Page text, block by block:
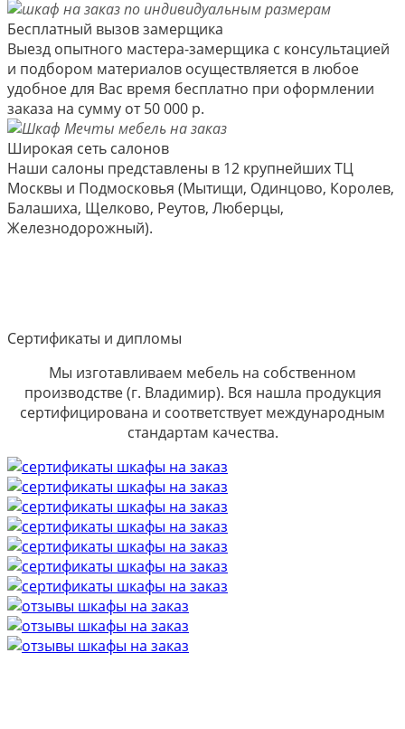
Бесплатный вызов замерщика
Выезд опытного мастера-замерщика с консультацией
и подбором материалов осуществляется в любое
удобное для Вас время бесплатно при оформлении
заказа на сумму от 50 000 р.
Широкая сеть салонов
Наши салоны представлены в 12 крупнейших ТЦ
Москвы и Подмосковья (Мытищи, Одинцово, Королев,
Балашиха, Щелково, Реутов, Люберцы,
Железнодорожный).
Сертификаты и дипломы
Мы изготавливаем мебель на собственном
производстве (г. Владимир). Вся нашла продукция
сертифицирована и соответствует международным
стандартам качества.